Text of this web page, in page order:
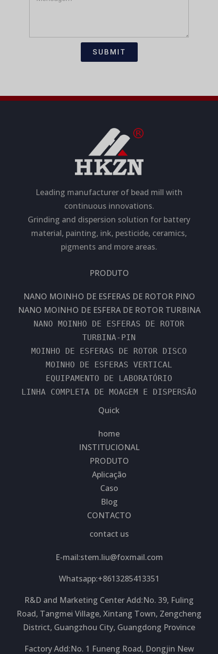
ã
s
SUBMIT
Leading manufacturer of bead mill with
continuous innovations.
Grinding and dispersion solution for battery
material, painting, ink, pesticide, ceramics,
pigments and more areas.
PRODUTO
NANO MOINHO DE ESFERAS DE ROTOR PINO
NANO MOINHO DE ESFERA DE ROTOR TURBINA
NANO MOINHO DE ESFERAS DE ROTOR
TURBINA-PIN
MOINHO DE ESFERAS DE ROTOR DISCO
MOINHO DE ESFERAS VERTICAL
EQUIPAMENTO DE LABORATÓRIO
LINHA COMPLETA DE MOAGEM E DISPERSÃO
Quick
home
INSTITUCIONAL
PRODUTO
Aplicação
Caso
Blog
CONTACTO
contact us
E-mail:stem.liu@foxmail.com
Whatsapp:+8613285413351
R&D and Marketing Center Add:No. 39, Fuling
Road, Tangmei Village, Xintang Town, Zengcheng
District, Guangzhou City, Guangdong Province
Factory Add:No. 1 Funeng Road, Dongjin New